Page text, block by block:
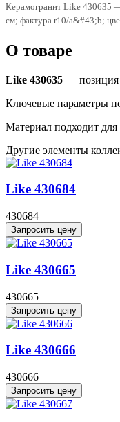
Керамогранит Like 430635
см; фактура r10/a&#43;b;
О товаре
Like 430635 — позиция
Ключевые параметры
Материал подходит для
Другие элементы
Like 430684
430684
Запросить цену
Like 430665
430665
Запросить цену
Like 430666
430666
Запросить цену